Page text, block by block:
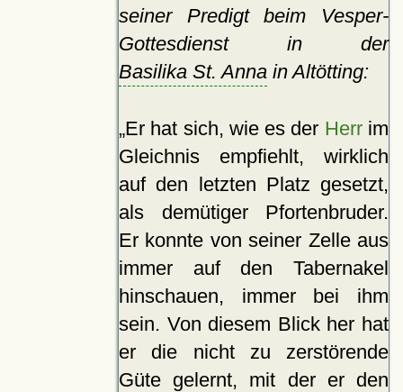
seiner Predigt beim Vesper-
Gottesdienst in der
Basilika St. Anna in Altötting:
Er hat sich, wie es der Herrim
Gleichnis empfiehlt, wirklich
auf den letzten Platz gesetzt,
als demütiger Pfortenbruder.
Er konnte von seiner Zelle aus
immer auf den Tabernakel
hinschauen, immer bei ihm
sein. Von diesem Blick her hat
er die nicht zu zerstörende
Güte gelernt, mit der er den